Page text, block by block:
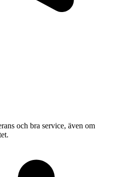
och bra service, även om